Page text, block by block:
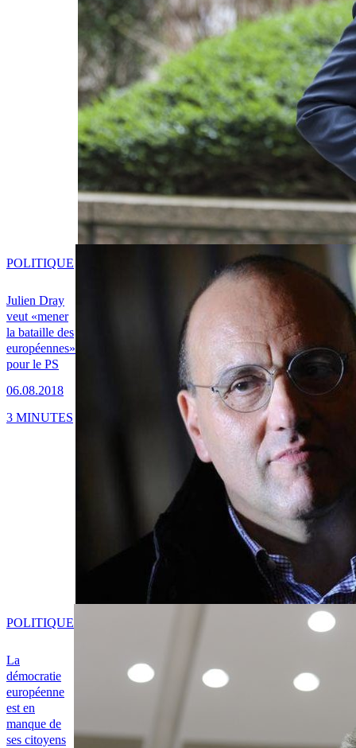
Julien Dray
veut «mener
la bataille des
européennes»
pour le PS
06.08.2018
POLITIQUE
3 MINUTES
La
démocratie
européenne
est en
manque de
ses citoyens
POLITIQUE